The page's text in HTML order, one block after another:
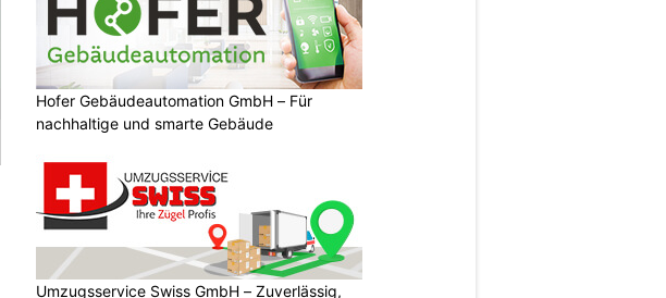
Hofer Gebäudeautomation GmbH – Für
nachhaltige und smarte Gebäude
Umzugsservice Swiss GmbH – Zuverlässig,